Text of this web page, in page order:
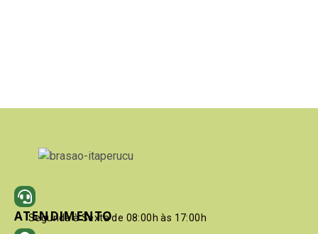
ATENDIMENTO
Segunda à Sexta de 08:00h às 17:00h